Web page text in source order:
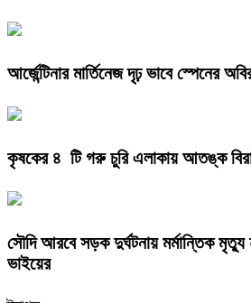
আর্জেন্টিনার মার্তিনেজ দৃঢ় ভাবে স্পেনের
কৃষকের ৪ টি গরু চুরি এলাকায় আতঙ্ক
সৌদি আরবে সড়ক দুর্ঘটনায় মর্মান্তিক
ভাইয়ের